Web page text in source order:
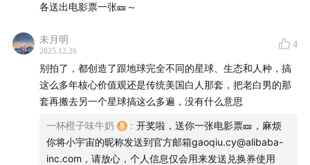
然是一次断崖式下跌*。
社媒上有不少关于这次续集剧情的质疑，缺乏新意，平平
无奇，三小时的时长也令不少人望而却步。而在影院之
外，《阿凡达3》也鲜有联名。
的技术和商业视角，来聊聊阿凡达为什么没有成为类似“复
仇者联盟”的超级IP，以及如果续拍《阿凡达4》，钱可以
各送出电影票一张🎫～
未月明
2025.12.26
4
别拍了，都创造了跟地球完全不同的星球、生态和人种，搞
这么多年核心价值观还是传统美国白人那套，把老白男的那
套再搬去另一个星球搞这么多遍，没有什么意思
一杯橙子味牛奶 : 开奖啦，送你一张电影票🎫，麻烦
你将小宇宙的昵称发送到官方邮箱gaoqiu.cy@alibaba-
inc.com，请放心，个人信息仅会用来发送兑换券使用